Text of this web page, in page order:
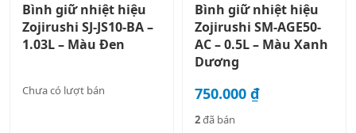
Bình giữ nhiệt hiệu
Zojirushi SJ-JS10-BA –
1.03L – Màu Đen
Chưa có lượt bán
Bình giữ nhiệt hiệu
Zojirushi SM-AGE50-
AC – 0.5L – Màu Xanh
Dương
750.000 ₫
2đã bán